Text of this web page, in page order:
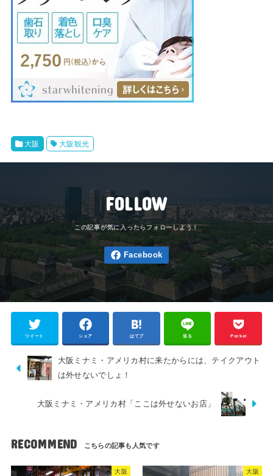
大阪 大阪観光
FOLLOW
ツイート シェア はてブ 送る Pocket
大阪ミナミ・アメリカ村に来たからには、テイクアウト
は外せないでしょ！
大阪ミナミ・アメリカ村「ここは外せないお店」
RECOMMEND
大阪 大阪